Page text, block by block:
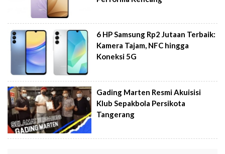
6 HP Samsung Rp2 Jutaan Terbaik:
Kamera Tajam, NFC hingga
Koneksi 5G
Gading Marten Resmi Akuisisi
Klub Sepakbola Persikota
Tangerang